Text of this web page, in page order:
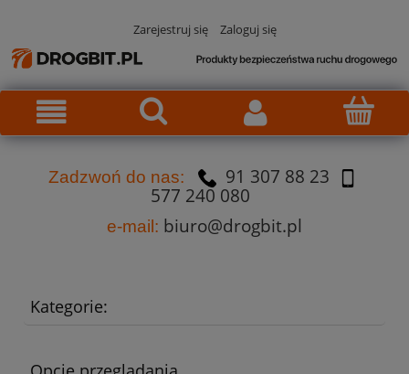
Zarejestruj się Zaloguj się
Zadzwoń do nas:
91 307 88 23
577 240 080
e-mail: biuro@drogbit.pl
Kategorie: